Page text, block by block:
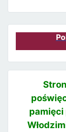
pamięci